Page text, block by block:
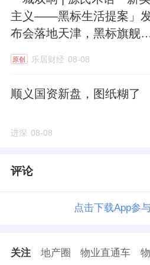
主义——黑标生活提案」
布会落地天津，黑标旗舰
原创 乐居财经 08-08
顺义国资新盘，图纸糊了
进深 08-08
评论
点击下载App参
关注 地产圈 物业直通车